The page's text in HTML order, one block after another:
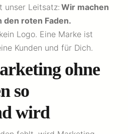
unser Leitsatz: Wir machen
den roten Faden.
Logo. Eine Marke ist
Kunden und für Dich.
ohne
so
wird